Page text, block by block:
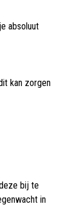
absoluut
kan zorgen
bij te
in